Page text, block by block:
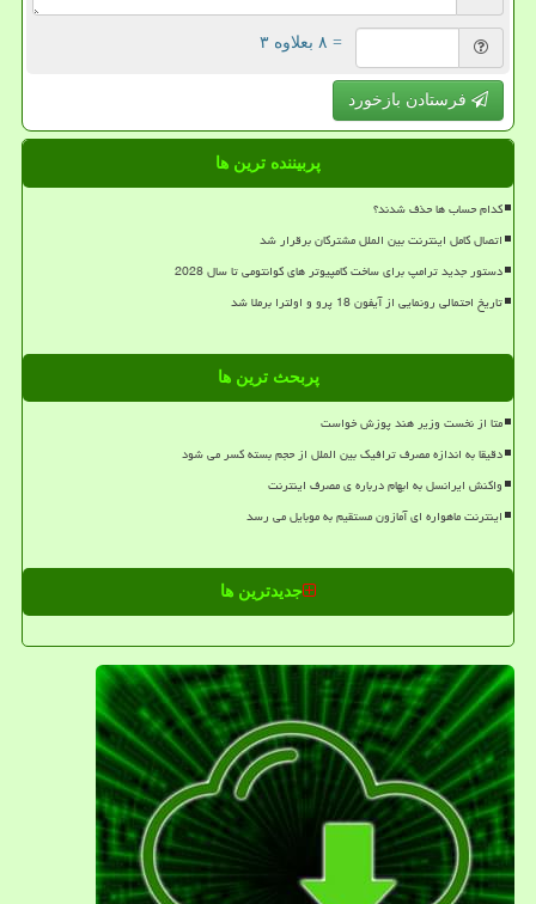
= ۸ بعلاوه ۳
فرستادن بازخورد
پربیننده ترین ها
کدام حساب ها حذف شدند؟
اتصال کامل اینترنت بین الملل مشترکان برقرار شد
دستور جدید ترامپ برای ساخت کامپیوتر های کوانتومی تا سال 2028
تاریخ احتمالی رونمایی از آیفون 18 پرو و اولترا برملا شد
پربحث ترین ها
متا از نخست وزیر هند پوزش خواست
دقیقا به اندازه مصرف ترافیک بین الملل از حجم بسته کسر می شود
واکنش ایرانسل به ابهام درباره ی مصرف اینترنت
اینترنت ماهواره ای آمازون مستقیم به موبایل می رسد
جدیدترین ها